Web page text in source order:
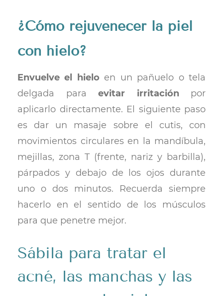
¿Cómo rejuvenecer la piel
con hielo?
Envuelve el hielo en un pañuelo o tela
delgada para evitar irritaciónpor
aplicarlo directamente. El siguiente paso
es dar un masaje sobre el cutis, con
movimientos circulares en la mandíbula,
mejillas, zona T (frente, nariz y barbilla),
párpados y debajo de los ojos durante
uno o dos minutos. Recuerda siempre
hacerlo en el sentido de los músculos
para que penetre mejor.
Sábila para tratar el
acné, las manchas y las